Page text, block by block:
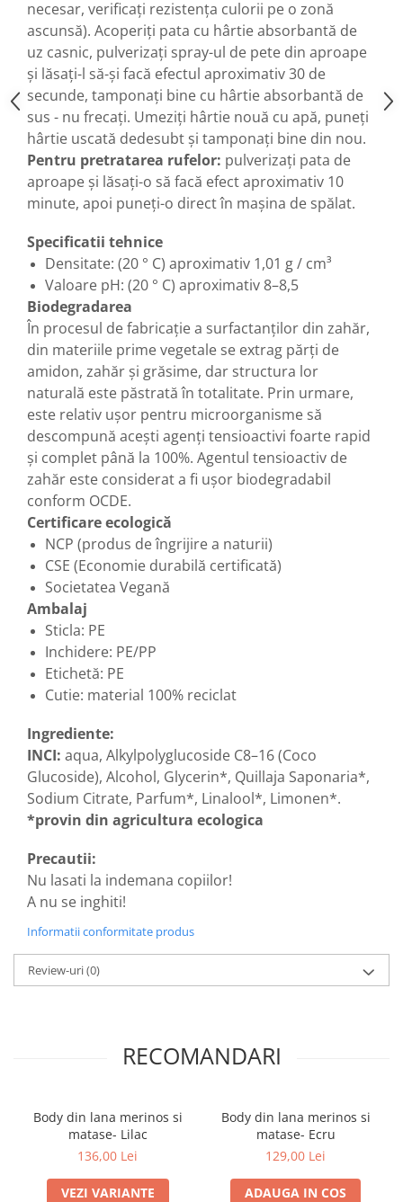
necesar, verificați rezistența culorii pe o zonă
ascunsă). Acoperiți pata cu hârtie absorbantă de
uz casnic, pulverizați spray-ul de pete din aproape
și lăsați-l să-și facă efectul aproximativ 30 de
secunde, tamponați bine cu hârtie absorbantă de
sus - nu frecați. Umeziți hârtie nouă cu apă, puneți
hârtie uscată dedesubt și tamponați bine din nou.
Pentru pretratarea rufelor: pulverizați pata de
aproape și lăsați-o să facă efect aproximativ 10
minute, apoi puneți-o direct în mașina de spălat.
Specificatii tehnice
Densitate: (20 ° C) aproximativ 1,01 g / cm³
Valoare pH: (20 ° C) aproximativ 8–8,5
Biodegradarea
În procesul de fabricație a surfactanților din zahăr,
din materiile prime vegetale se extrag părți de
amidon, zahăr și grăsime, dar structura lor
naturală este păstrată în totalitate. Prin urmare,
este relativ ușor pentru microorganisme să
descompună acești agenți tensioactivi foarte rapid
și complet până la 100%. Agentul tensioactiv de
zahăr este considerat a fi ușor biodegradabil
conform OCDE.
Certificare ecologică
NCP (produs de îngrijire a naturii)
CSE (Economie durabilă certificată)
Societatea Vegană
Ambalaj
Sticla: PE
Inchidere: PE/PP
Etichetă: PE
Cutie: material 100% reciclat
Ingrediente:
INCI: aqua, Alkylpolyglucoside C8–16 (Coco
Glucoside), Alcohol, Glycerin*, Quillaja Saponaria*,
Sodium Citrate, Parfum*, Linalool*, Limonen*.
*provin din agricultura ecologica
Precautii:
Nu lasati la indemana copiilor!
A nu se inghiti!
Informatii conformitate produs
Review-uri(0)
RECOMANDARI
Body din lana merinos si
matase- Lilac
136,00 Lei
VEZI VARIANTE
Body din lana merinos si
matase- Ecru
129,00 Lei
ADAUGA IN COS